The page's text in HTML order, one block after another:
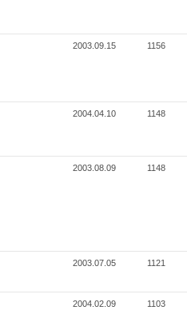
2003.09.15 1156
2004.04.10 1148
2003.08.09 1148
2003.07.05 1121
2004.02.09 1103